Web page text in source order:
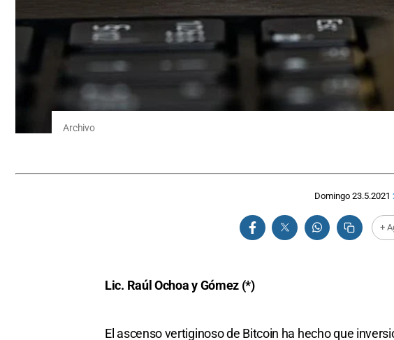
Archivo
Domingo 23.5.2021
+
Lic. Raúl Ochoa y Gómez (*)
El ascenso vertiginoso de Bitcoin ha hecho que